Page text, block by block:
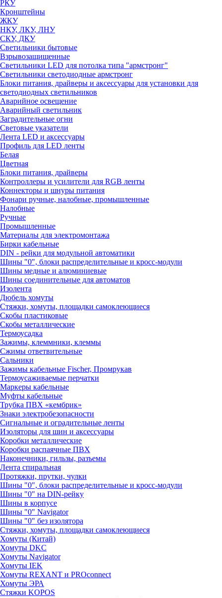
РКУ
Кронштейны
ЖКУ
НКУ, ЛКУ, ЛНУ
СКУ, ДКУ
Светильники бытовые
Взрывозащищенные
Светильники LED для потолка типа "армстронг"
Светильники светодиодные армстронг
Блоки питания, драйверы и аксессуары для установки для
светодиодных светильников
Аварийное освещение
Аварийный светильник
Заградительные огни
Световые указатели
Лента LED и аксессуары
Профиль для LED ленты
Белая
Цветная
Блоки питания, драйверы
Контроллеры и усилители для RGB ленты
Коннекторы и шнуры питания
Фонари ручные, налобные, промышленные
Налобные
Ручные
Промышленные
Материалы для электромонтажа
Бирки кабельные
DIN - рейки для модульной автоматики
Шины "0", блоки распределительные и кросс-модули
Шины медные и алюминиевые
Шины соединительные для автоматов
Изолента
Дюбель хомуты
Стяжки, хомуты, площадки самоклеющиеся
Скобы пластиковые
Скобы металлические
Термоусадка
Зажимы, клеммники, клеммы
Сжимы ответвительные
Сальники
Зажимы кабельные Fischer, Промрукав
Термоусаживаемые перчатки
Маркеры кабельные
Муфты кабельные
Трубка ПВХ «кембрик»
Знаки электробезопасности
Сигнальные и оградительные ленты
Изоляторы для шин и аксессуары
Коробки металлические
Коробки распаячные ПВХ
Наконечники, гильзы, разъемы
Лента спиральная
Протяжки, прутки, чулки
Шины "0", блоки распределительные и кросс-модули
Шины "0" на DIN-рейку
Шины в корпусе
Шины "0" Navigator
Шины "0" без изолятора
Стяжки, хомуты, площадки самоклеющиеся
Хомуты (Китай)
Хомуты DKC
Хомуты Navigator
Хомуты IEK
Хомуты REXANT и PROconnect
Хомуты ЭРА
Стяжки KOPOS